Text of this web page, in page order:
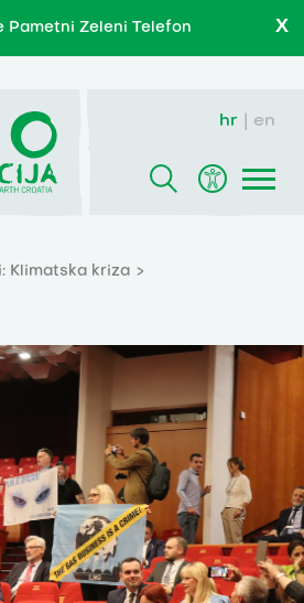
Pametni Zeleni Telefon X
hr en
Klimatska kriza